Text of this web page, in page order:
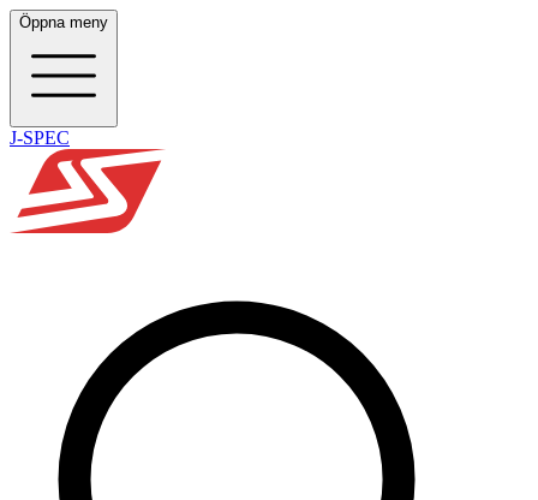
Öppna meny
J-SPEC